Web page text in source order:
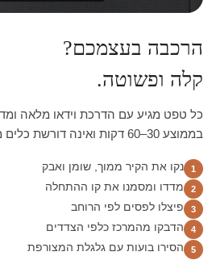
הרכבה בעצמכם?
קלה ופשוטה.
בממוצע 30–60 דקות ואינה דורשת כלים מיוחדים.
1 נקו את הקיר ממוך, שומן ואבק
2 מדדו ומסמנו את קו ההתחלה
3 פיצלו לפסים לפי הרוחב
4 הדבקו מהמרכז כלפי הצדדים
5 הסירו בועות עם גלגלת המצורפת